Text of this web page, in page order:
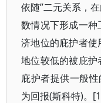
依随”二元关系，
数情况下形成一
济地位的庇护者
地位较低的被庇
庇护者提供一般
为回报(斯科特)。